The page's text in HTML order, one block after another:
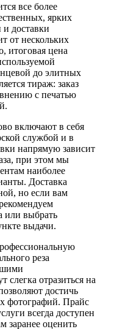
все более
ярких
доставки
от нескольких
итоговая цена
до элитных
тираж: заказ
с печатью
включают в себя
службой и в
напрямую зависит
при этом мы
наиболее
Доставка
но если вам
или выбрать
выдачи.
реза
слегка отразиться на
достичь
фотографий. Прайс
всегда доступен
заранее оценить